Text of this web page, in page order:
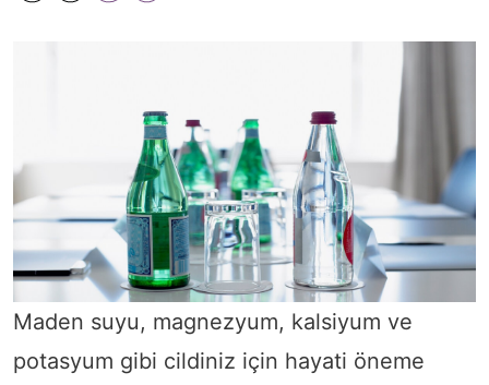
Maden suyu, magnezyum, kalsiyum ve
potasyum gibi cildiniz için hayati öneme